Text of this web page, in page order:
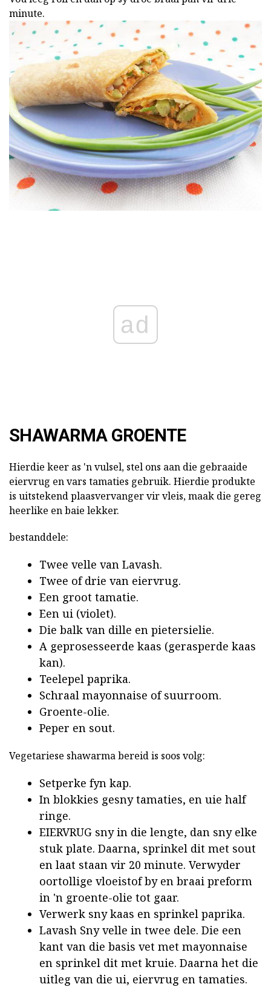
minute.
ad
SHAWARMA GROENTE
Hierdie keer as 'n vulsel, stel ons aan die gebraaide
eiervrug en vars tamaties gebruik. Hierdie produkte
is uitstekend plaasvervanger vir vleis, maak die gereg
heerlike en baie lekker.
bestanddele:
Twee velle van Lavash.
Twee of drie van eiervrug.
Een groot tamatie.
Een ui (violet).
Die balk van dille en pietersielie.
A geprosesseerde kaas (gerasperde kaas
kan).
Teelepel paprika.
Schraal mayonnaise of suurroom.
Groente-olie.
Peper en sout.
Vegetariese shawarma bereid is soos volg:
Setperke fyn kap.
In blokkies gesny tamaties, en uie half
ringe.
EIERVRUG sny in die lengte, dan sny elke
stuk plate. Daarna, sprinkel dit met sout
en laat staan vir 20 minute. Verwyder
oortollige vloeistof by en braai preform
in 'n groente-olie tot gaar.
Verwerk sny kaas en sprinkel paprika.
Lavash Sny velle in twee dele. Die een
kant van die basis vet met mayonnaise
en sprinkel dit met kruie. Daarna het die
uitleg van die ui, eiervrug en tamaties.